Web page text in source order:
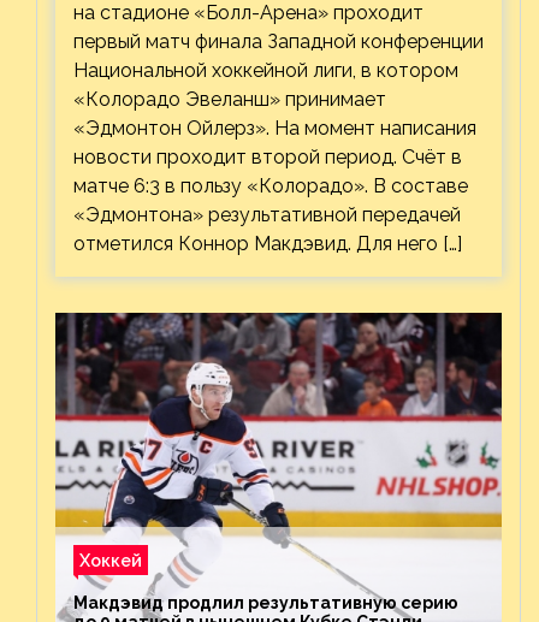
на стадионе «Болл-Арена» проходит
первый матч финала Западной конференции
Национальной хоккейной лиги, в котором
«Колорадо Эвеланш» принимает
«Эдмонтон Ойлерз». На момент написания
новости проходит второй период. Счёт в
матче 6:3 в пользу «Колорадо». В составе
«Эдмонтона» результативной передачей
отметился Коннор Макдэвид. Для него […]
Хоккей
Макдэвид продлил результативную серию